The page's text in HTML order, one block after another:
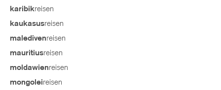
karibikreisen
kaukasusreisen
maledivenreisen
mauritiusreisen
moldawienreisen
mongoleireisen